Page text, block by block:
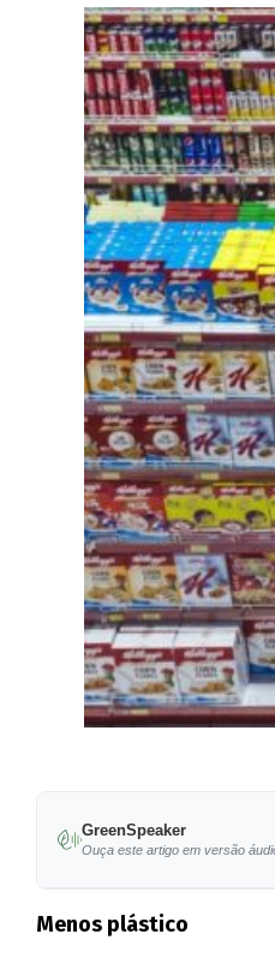
GreenSpeaker
Ouça este artigo em versão
Menos plástico